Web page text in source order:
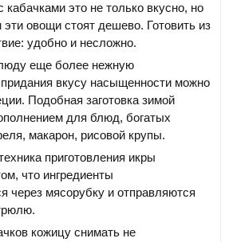
это не только вкусно, но
эти овощи стоят дешево. Готовить из
удобно и несложно.
еще более нежную
вкусу насыщенности можно
Подобная заготовка зимой
для блюд, богатых
макарон, рисовой крупы.
приготовления икры
что ингредиенты
через мясорубку и отправляются
кожицу снимать не